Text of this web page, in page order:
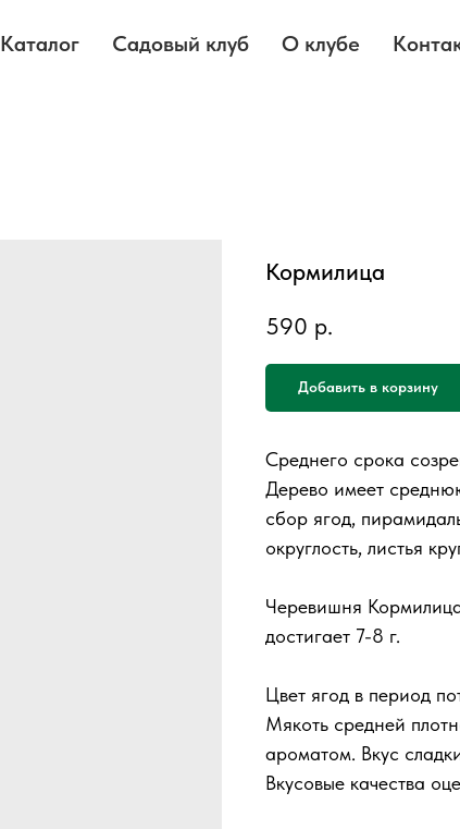
Каталог Садовый клуб О клубе
Кормилица
590 р.
Добавить в корзину
Среднего срока
Дерево имеет
сбор ягод,
округлость, листья
Черевишня
достигает 7-8 г.
Цвет ягод в период
Мякоть средней
ароматом. Вкус
Вкусовые качества